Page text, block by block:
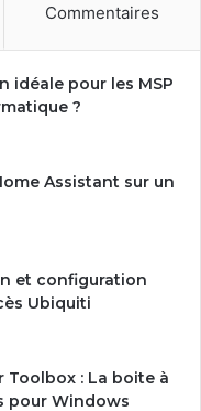
Commentaires
idéale pour les MSP
?
Assistant sur un
et configuration
Ubiquiti
Toolbox : La boite à
pour Windows